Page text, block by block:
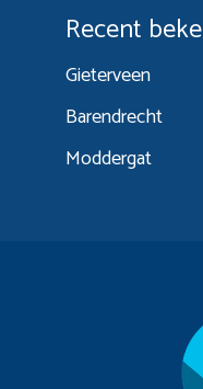
Recent
Gieterveen
Barendrecht
Moddergat